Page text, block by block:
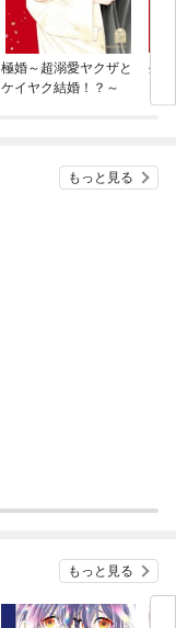
極婚～超溺愛ヤクザと
ケイヤク結婚！？～
外
が
もっと見る
もっと見る